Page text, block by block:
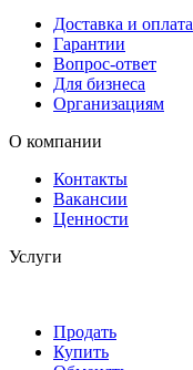
Доставка и оплата
Гарантии
Вопрос-ответ
Для бизнеса
Организациям
О компании
Контакты
Вакансии
Ценности
Услуги
Продать
Купить